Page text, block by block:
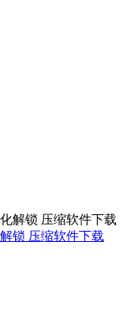
锁 压缩软件下载